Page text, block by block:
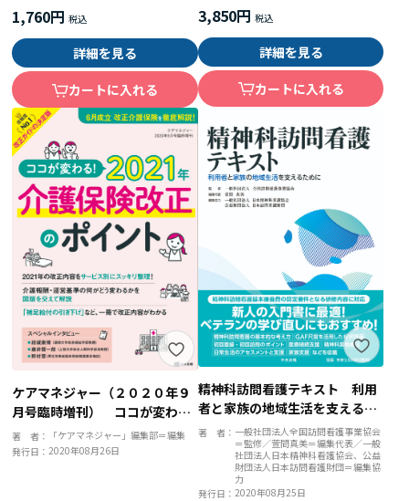
1,760円
詳細を見る
カートに入れる
3,850円
詳細を見る
カートに入れる
ケアマネジャー（２０２０年９
月号臨時増刊） ココが変わ
る！ ２０２１年介護保険改正
のポイント
著 者：
「ケアマネジャー」編集部＝編集
発行日：2020年08月26日
精神科訪問看護テキスト 利用
者と家族の地域生活を支えるた
めに
著 者： 一般社団法人全国訪問看護事業協会
＝監修／萱間真美＝編集代表／一般
社団法人日本精神科看護協会、公益
財団法人日本訪問看護財団＝編集協
力
発行日： 2020年08月25日